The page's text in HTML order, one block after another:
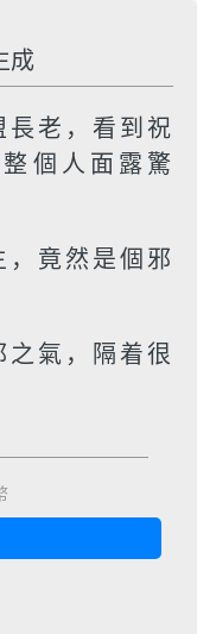
成
老，看到祝
個人面露驚
竟然是個邪
氣，隔着很